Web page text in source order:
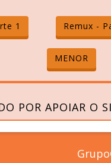
1 Remux -
MENOR
POR APOIAR O